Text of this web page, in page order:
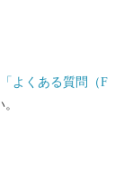
「よくある質問（F